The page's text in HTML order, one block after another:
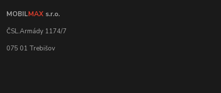
MOBILMAX s.r.o.
ČSL.Armády 1174/7
075 01 Trebišov